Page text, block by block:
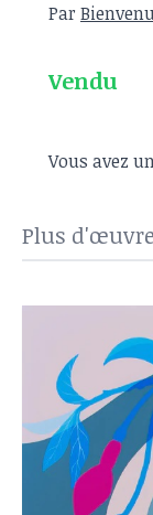
Par
Vendu
Vous avez
Plus